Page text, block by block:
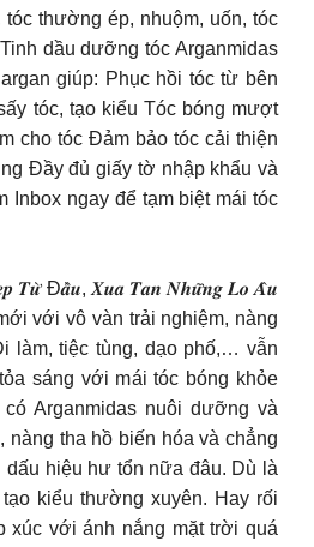
thường ép, nhuộm, uốn, tóc
dầu dưỡng tóc Arganmidas
giúp: Phục hồi tóc từ bên
tóc, tạo kiểu Tóc bóng mượt
cho tóc Đảm bảo tóc cải thiện
Đầy đủ giấy tờ nhập khẩu và
Inbox ngay để tạm biệt mái tóc
𝑻𝒖̛̀ Đ𝒂̂̀𝒖, 𝑿𝒖𝒂 𝑻𝒂𝒏 𝑵𝒉𝒖̛̃𝒏𝒈 𝑳𝒐 𝑨̂𝒖
với vô vàn trải nghiệm, nàng
làm, tiệc tùng, dạo phố,… vẫn
sáng với mái tóc bóng khỏe
Arganmidas nuôi dưỡng và
nàng tha hồ biến hóa và chẳng
hiệu hư tổn nữa đâu. Dù là
kiểu thường xuyên. Hay rối
xúc với ánh nắng mặt trời quá